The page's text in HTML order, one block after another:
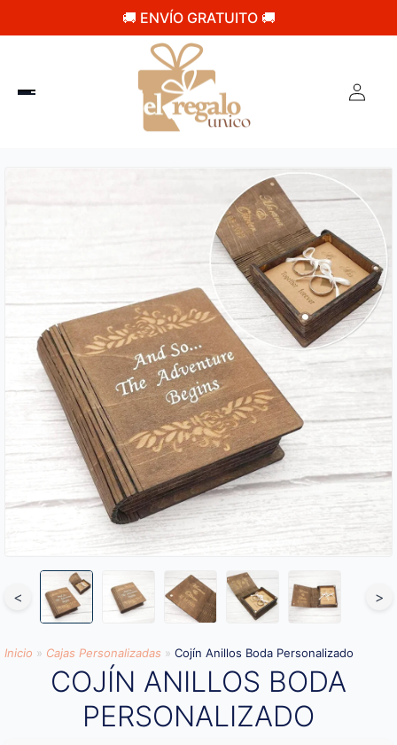
🚚 ENVÍO GRATUITO 🚚
< >
Inicio » Cajas Personalizadas » Cojín Anillos Boda Personalizado
COJÍN ANILLOS BODA
PERSONALIZADO